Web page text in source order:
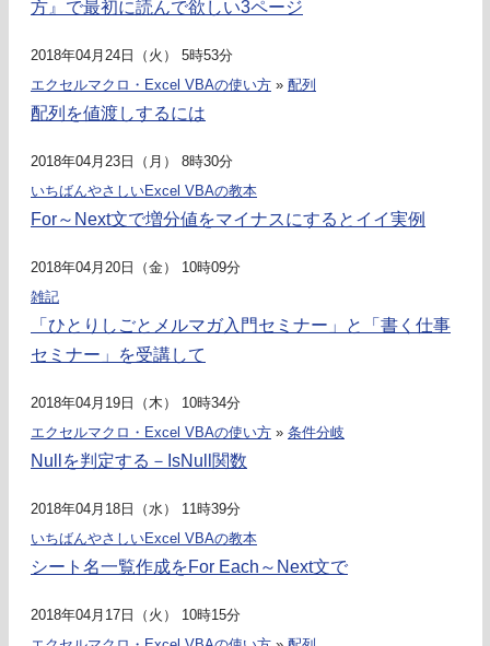
方』で最初に読んで欲しい3ページ
2018年04月24日（火） 5時53分
エクセルマクロ・Excel VBAの使い方 » 配列
配列を値渡しするには
2018年04月23日（月） 8時30分
いちばんやさしいExcel VBAの教本
For～Next文で増分値をマイナスにするとイイ実例
2018年04月20日（金） 10時09分
雑記
「ひとりしごとメルマガ入門セミナー」と「書く仕事
セミナー」を受講して
2018年04月19日（木） 10時34分
エクセルマクロ・Excel VBAの使い方 » 条件分岐
Nullを判定する－IsNull関数
2018年04月18日（水） 11時39分
いちばんやさしいExcel VBAの教本
シート名一覧作成をFor Each～Next文で
2018年04月17日（火） 10時15分